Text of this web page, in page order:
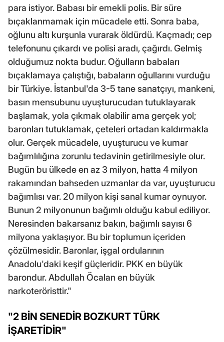
para istiyor. Babası bir emekli polis. Bir süre
bıçaklanmamak için mücadele etti. Sonra baba,
oğlunu altı kurşunla vurarak öldürdü. Kaçmadı; cep
telefonunu çıkardı ve polisi aradı, çağırdı. Gelmiş
olduğumuz nokta budur. Oğulların babaları
bıçaklamaya çalıştığı, babaların oğullarını vurduğu
bir Türkiye. İstanbul'da 3-5 tane sanatçıyı, mankeni,
basın mensubunu uyuşturucudan tutuklayarak
başlamak, yola çıkmak olabilir ama gerçek yol;
baronları tutuklamak, çeteleri ortadan kaldırmakla
olur. Gerçek mücadele, uyuşturucu ve kumar
bağımlılığına zorunlu tedavinin getirilmesiyle olur.
Bugün bu ülkede en az 3 milyon, hatta 4 milyon
rakamından bahseden uzmanlar da var, uyuşturucu
bağımlısı var. 20 milyon kişi sanal kumar oynuyor.
Bunun 2 milyonunun bağımlı olduğu kabul ediliyor.
Neresinden bakarsanız bakın, bağımlı sayısı 6
milyona yaklaşıyor. Bu bir toplumun içeriden
çözülmesidir. Baronlar, işgal ordularının
Anadolu'daki keşif güçleridir. PKK en büyük
barondur. Abdullah Öcalan en büyük
narkoteröristtir."
"2 BİN SENEDİR BOZKURT TÜRK
İŞARETİDİR"